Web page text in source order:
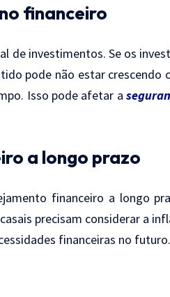
financeiro
de investimentos. Se os
pode não estar crescendo
Isso pode afetar a
a longo prazo
financeiro a longo
precisam considerar a
financeiras no futuro.